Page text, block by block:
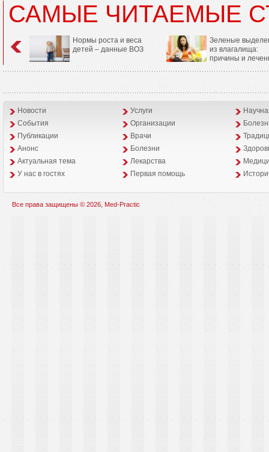
САМЫЕ ЧИТАЕМЫЕ
Нормы роста и веса
детей – данные ВОЗ
Зеленые
из влагалища:
причины и
Новости Услуги
События
Организации
Публикации
Врачи
Анонс
Болезни
Aктуальная тема
Лекарства
У нас в гостях
Первая помощь
Все права защищены © 2026, Med-Practic